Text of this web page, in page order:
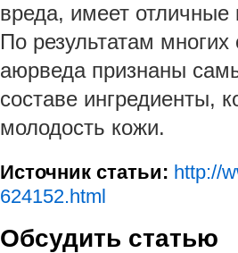
вреда, имеет отличные
По результатам
аюрведа признаны
составе ингредиенты,
молодость кожи.
Источник статьи: http://
624152.html
Обсудить статью